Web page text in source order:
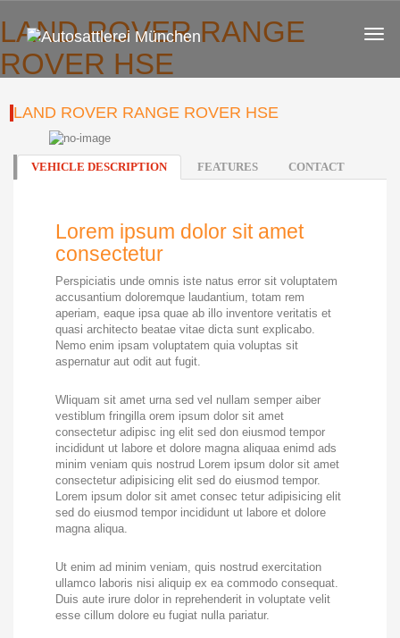
LAND ROVER RANGE
ROVER HSE
LAND ROVER RANGE ROVER HSE
VEHICLE DESCRIPTION FEATURES CONTACT
Lorem ipsum dolor sit amet
consectetur
Perspiciatis unde omnis iste natus error sit voluptatem
accusantium doloremque laudantium, totam rem
aperiam, eaque ipsa quae ab illo inventore veritatis et
quasi architecto beatae vitae dicta sunt explicabo.
Nemo enim ipsam voluptatem quia voluptas sit
aspernatur aut odit aut fugit.
Wliquam sit amet urna sed vel nullam semper aiber
vestiblum fringilla orem ipsum dolor sit amet
consectetur adipisc ing elit sed don eiusmod tempor
incididunt ut labore et dolore magna aliquaa enimd ads
minim veniam quis nostrud Lorem ipsum dolor sit amet
consectetur adipisicing elit sed do eiusmod tempor.
Lorem ipsum dolor sit amet consec tetur adipisicing elit
sed do eiusmod tempor incididunt ut labore et dolore
magna aliqua.
Ut enim ad minim veniam, quis nostrud exercitation
ullamco laboris nisi aliquip ex ea commodo consequat.
Duis aute irure dolor in reprehenderit in voluptate velit
esse cillum dolore eu fugiat nulla pariatur.